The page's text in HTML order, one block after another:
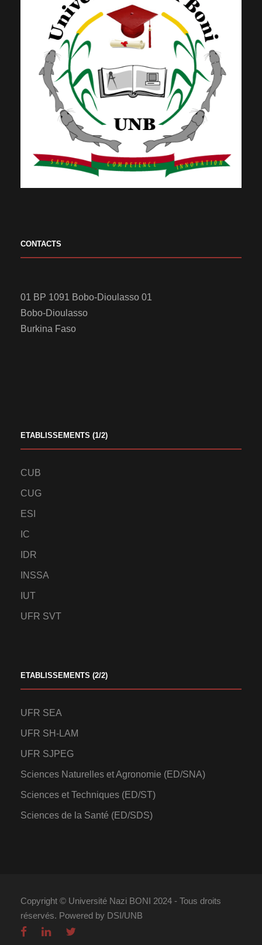
CONTACTS
01 BP 1091 Bobo-Dioulasso 01
Bobo-Dioulasso
Burkina Faso
ETABLISSEMENTS (1/2)
CUB
CUG
ESI
IC
IDR
INSSA
IUT
UFR SVT
ETABLISSEMENTS (2/2)
UFR SEA
UFR SH-LAM
UFR SJPEG
Sciences Naturelles et Agronomie (ED/SNA)
Sciences et Techniques (ED/ST)
Sciences de la Santé (ED/SDS)
Copyright © Université Nazi BONI 2024 - Tous droits
réservés. Powered by DSI/UNB